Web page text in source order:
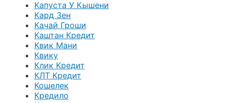
Капуста У Кышени
Кард Зен
Качай Гроши
Каштан Кредит
Квик Мани
Квику
Клик Кредит
КЛТ Кредит
Кошелек
Кредило